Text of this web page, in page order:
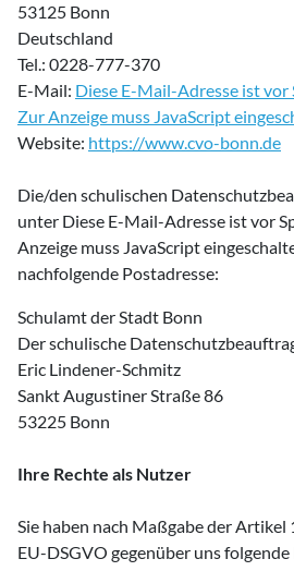
53125 Bonn
Deutschland
Tel.: 0228-777-370
E-Mail: Diese E-Mail-Adresse ist vor
Zur Anzeige muss JavaScript
Website: https://www.cvo-bonn.de
Die/den schulischen
unter Diese E-Mail-Adresse ist vor
Anzeige muss JavaScript
nachfolgende Postadresse:
Schulamt der Stadt Bonn
Der schulische
Eric Lindener-Schmitz
Sankt Augustiner Straße 86
53225 Bonn
Ihre Rechte als Nutzer
Sie haben nach Maßgabe der Artikel
EU-DSGVO gegenüber uns